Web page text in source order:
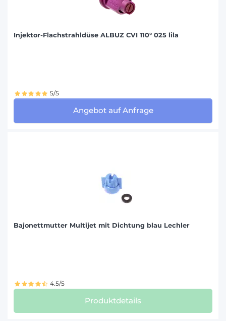
Injektor-Flachstrahldüse ALBUZ CVI 110° 025 lila
5/5
Angebot auf Anfrage
Bajonettmutter Multijet mit Dichtung blau Lechler
4.5/5
Produktdetails